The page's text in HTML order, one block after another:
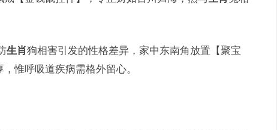
生肖狗相害引发的性格差异，家中东南角放置【聚宝
惟呼吸道疾病需格外留心。